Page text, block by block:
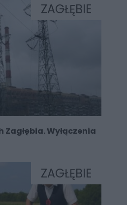
ZAGŁĘBIE
Wyłączenia
ZAGŁĘBIE